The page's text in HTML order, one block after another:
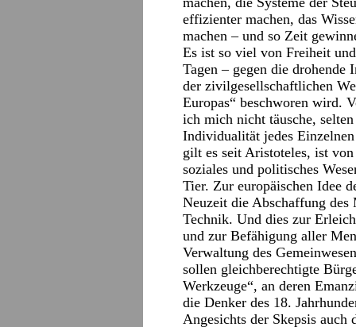
effizienter machen, das
machen – und so Zeit
Es ist so viel von Freiheit
Tagen – gegen die drohende
der zivilgesellschaftlichen
Europas“ beschworen wird.
ich mich nicht täusche,
Individualität jedes
gilt es seit Aristoteles, ist
soziales und politisches
Tier. Zur europäischen Idee
Neuzeit die Abschaffung des
Technik. Und dies zur
und zur Befähigung aller
Verwaltung des
sollen gleichberechtigte
Werkzeuge“, an deren
die Denker des 18.
Angesichts der Skepsis